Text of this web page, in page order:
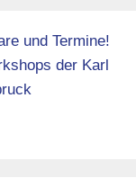
und Termine!